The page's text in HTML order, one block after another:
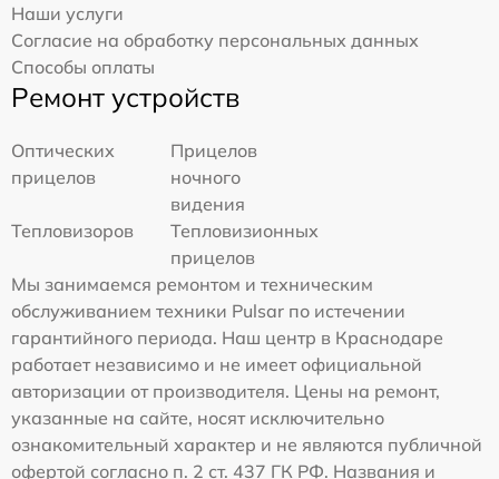
Наши услуги
Согласие на обработку персональных данных
Способы оплаты
Ремонт устройств
Оптических
прицелов
Прицелов
ночного
видения
Тепловизоров
Тепловизионных
прицелов
Мы занимаемся ремонтом и техническим
обслуживанием техники Pulsar по истечении
гарантийного периода. Наш центр в Краснодаре
работает независимо и не имеет официальной
авторизации от производителя. Цены на ремонт,
указанные на сайте, носят исключительно
ознакомительный характер и не являются публичной
офертой согласно п. 2 ст. 437 ГК РФ. Названия и